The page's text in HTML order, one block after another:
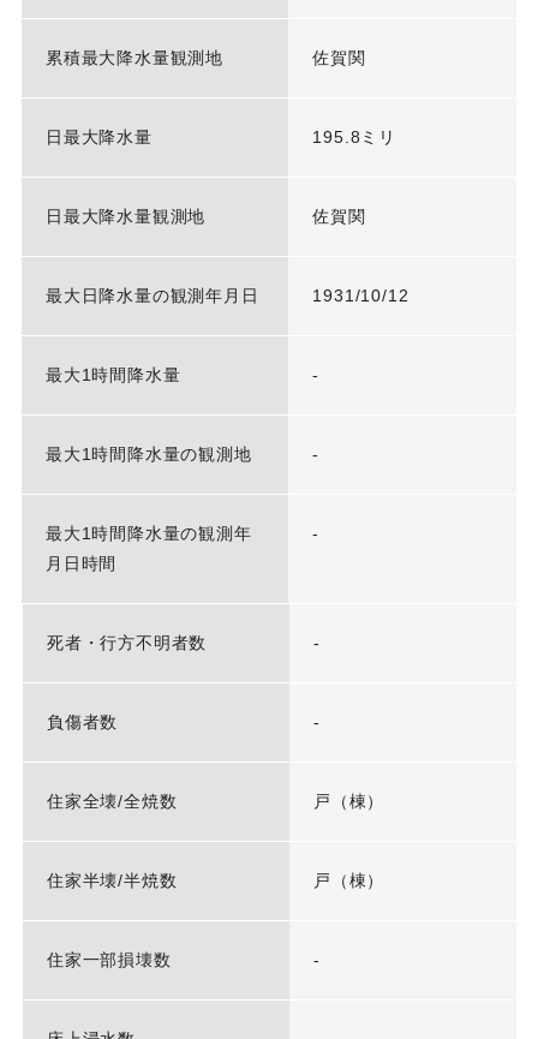
累積最大降水量観測地 佐賀関
日最大降水量 195.8ミリ
日最大降水量観測地 佐賀関
最大日降水量の観測年月日 1931/10/12
最大1時間降水量 -
最大1時間降水量の観測地 -
最大1時間降水量の観測年
月日時間
-
死者・行方不明者数 -
負傷者数 -
住家全壊/全焼数 戸（棟）
住家半壊/半焼数 戸（棟）
住家一部損壊数 -